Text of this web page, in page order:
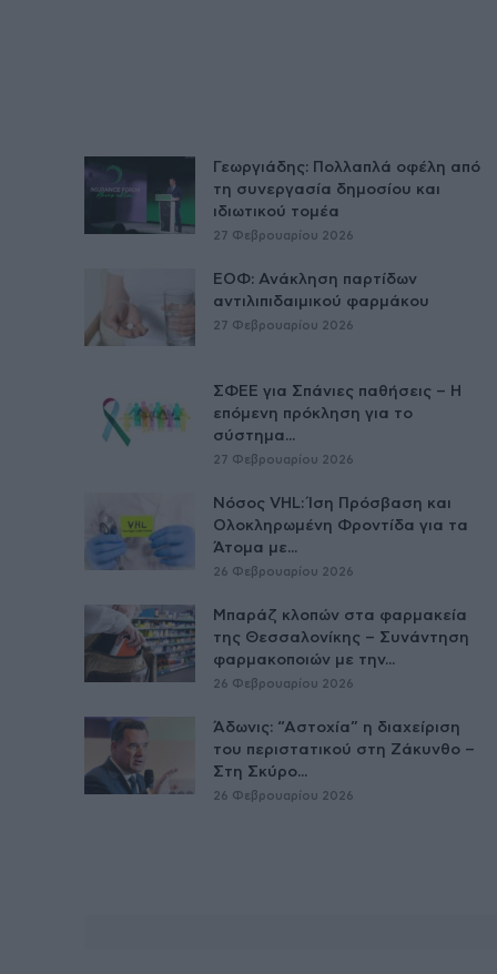
Γεωργιάδης: Πολλαπλά οφέλη από
τη συνεργασία δημοσίου και
ιδιωτικού τομέα
27 Φεβρουαρίου 2026
ΕΟΦ: Ανάκληση παρτίδων
αντιλιπιδαιμικού φαρμάκου
27 Φεβρουαρίου 2026
ΣΦΕΕ για Σπάνιες παθήσεις – Η
επόμενη πρόκληση για το
σύστημα...
27 Φεβρουαρίου 2026
Νόσος VHL: Ίση Πρόσβαση και
Ολοκληρωμένη Φροντίδα για τα
Άτομα με...
26 Φεβρουαρίου 2026
Μπαράζ κλοπών στα φαρμακεία
της Θεσσαλονίκης – Συνάντηση
φαρμακοποιών με την...
26 Φεβρουαρίου 2026
Άδωνις: “Αστοχία” η διαχείριση
του περιστατικού στη Ζάκυνθο –
Στη Σκύρο...
26 Φεβρουαρίου 2026